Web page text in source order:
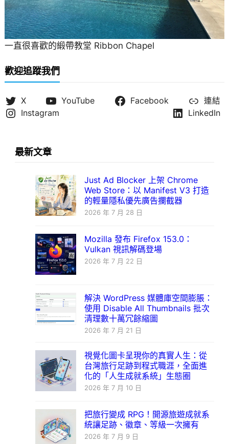
一直很喜歡的緞帶教堂 Ribbon Chapel
歡迎追蹤我們
X YouTube Facebook
連結
Instagram
LinkedIn
最新文章
Just Ad Blocker 上架 Chrome
Web Store：以 Manifest V3 打造
的輕量隱私優先廣告攔截器
2026 年 7 月 28 日
Mozilla 發布 Firefox 153.0：
Vulkan 視訊解碼登場
2026 年 7 月 22 日
解決 WordPress 媒體庫空間膨脹：
使用 Disable All Thumbnails 批次
清理數十萬冗餘縮圖
2026 年 7 月 21 日
視覺化圖卡呈現你的真實人生：從
台灣旅行足跡到程式職涯，全面進
化的「人生成就系統」生態圈
2026 年 7 月 10 日
把旅行變成 RPG！開源旅遊成就系
統讓足跡、徽章、等級一次擁有
2026 年 7 月 9 日